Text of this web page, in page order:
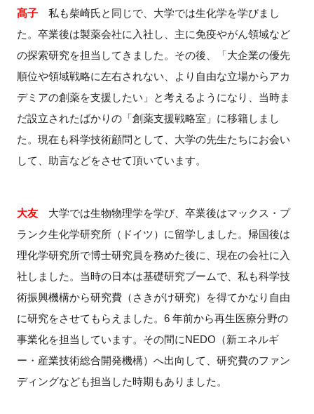
髙子私も柴崎氏と同じで、大学では生化学を学びまし
た。卒業後は製薬会社に入社し、主に免疫やがん領域など
の探索研究を担当してきました。その後、「大企業の優先
順位や領域戦略に左右されない、より自由な立場からアカ
デミアの創薬を支援したい」と考えるようになり、当時ま
だ設立されたばかりの「創薬支援戦略室」に移籍しまし
た。現在も科学技術顧問として、大学の先生たちにお会い
して、助言などをさせて頂いています。
大友大学では生物物理学を学び、卒業後はマックス・プ
ランク生化学研究所（ドイツ）に留学しました。帰国後は
理化学研究所で博士研究員を務めた後に、現在の会社に入
社しました。当時の日本は基礎研究ブームで、私も科学技
術振興機構から研究費（さきがけ研究）を得てかなり自由
に研究をさせてもらえました。6 年前から再生医療分野の
事業化を担当しています。その間にNEDO（新エネルギ
ー・産業技術総合開発機構）へ出向して、研究費のファン
ディングなども担当した時期もありました。